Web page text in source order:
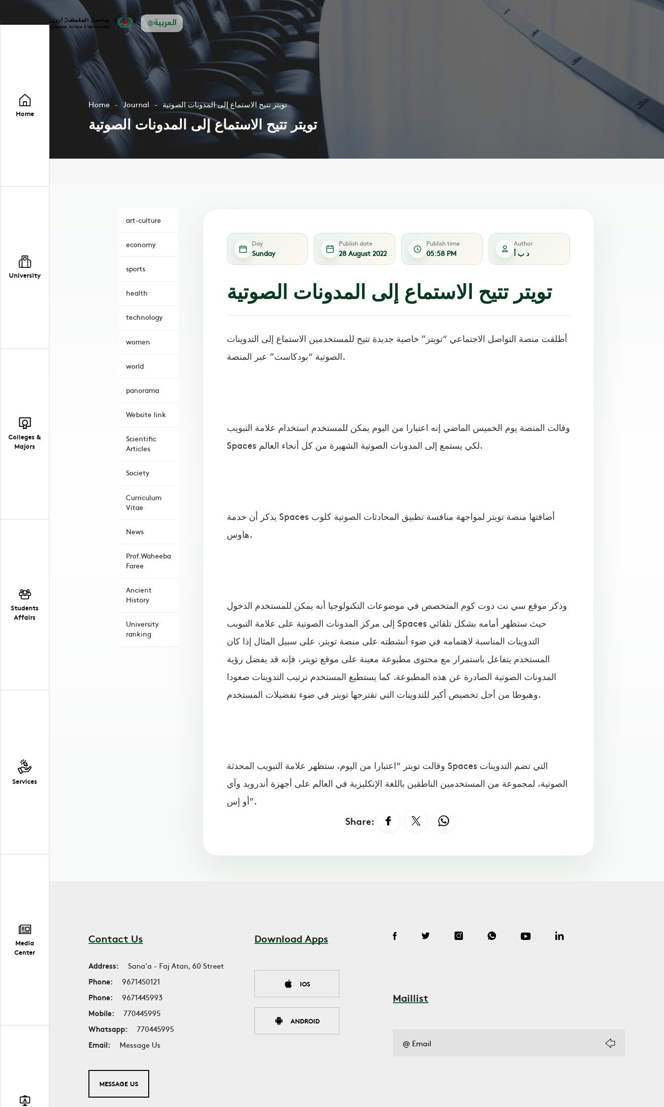
العربية
Home
University
Colleges &
Majors
Students
Affairs
Services
Media
Center
Home Journal تويتر تتيح الاستماع إلى المدونات الصوتية
تويتر تتيح الاستماع إلى المدونات الصوتية
art-culture
economy
sports
health
technology
women
world
panorama
Website link
Scientific
Articles
Society
Curriculum
Vitae
News
Prof.Waheeba
Faree
Ancient
History
University
ranking
Day
Sunday
Publish date
28 August 2022
Publish time
05:58 PM
Author
د ب أ
تويتر تتيح الاستماع إلى المدونات الصوتية
أطلقت منصة التواصل الاجتماعي “تويتر” خاصية جديدة تتيح للمستخدمين الاستماع إلى التدوينات
الصوتية “بودكاست” عبر المنصة.
وقالت المنصة يوم الخميس الماضي إنه اعتبارا من اليوم يمكن للمستخدم استخدام علامة التبويب
Spaces لكي يستمع إلى المدونات الصوتية الشهيرة من كل أنحاء العالم.
يذكر أن خدمة Spaces أضافتها منصة تويتر لمواجهة منافسة تطبيق المحادثات الصوتية كلوب
هاوس.
وذكر موقع سي نت دوت كوم المتخصص في موضوعات التكنولوجيا أنه يمكن للمستخدم الدخول
إلى مركز المدونات الصوتية على علامة التبويب Spaces حيث ستظهر أمامه بشكل تلقائي
التدوينات المناسبة لاهتمامه في ضوء أنشطته على منصة تويتر. على سبيل المثال إذا كان
المستخدم يتفاعل باستمرار مع محتوى مطبوعة معينة على موقع تويتر، فإنه قد يفضل رؤية
المدونات الصوتية الصادرة عن هذه المطبوعة. كما يستطيع المستخدم ترتيب التدوينات صعودا
وهبوطا من أجل تخصيص أكبر للتدوينات التي تقترحها تويتر في ضوء تفضيلات المستخدم.
وقالت تويتر “اعتبارا من اليوم، ستظهر علامة التبويب المحدثة Spaces التي تضم التدوينات
الصوتية، لمجموعة من المستخدمين الناطقين باللغة الإنكليزية في العالم على أجهزة أندرويد وآي
أو إس”.
Share:
Contact Us
Address:
Sana'a - Faj Atan, 60 Street
Phone:
9671450121
Phone:
9671445993
Mobile:
770445995
Whatsapp:
770445995
Email:
Message Us
MESSAGE US
Download Apps
IOS
ANDROID
Maillist